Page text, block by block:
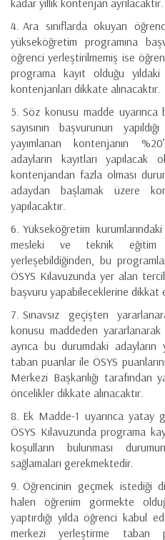
Ara sınıflarda okuyan
yükseköğretim programına
öğrenci yerleştirilmemiş ise
programa kayıt olduğu
kontenjanları dikkate alınacaktır.
Söz konusu madde
sayısının başvurunun
yayımlanan kontenjanın
adayların kayıtları yapılacak
kontenjandan fazla olması
adaydan başlamak üzere
yapılacaktır.
Yükseköğretim
mesleki ve teknik eğitim
yerleşebildiğinden, bu
ÖSYS Kılavuzunda yer alan
başvuru yapabileceklerine dikkat
Sınavsız geçişten
konusu maddeden
ayrıca bu durumdaki
taban puanlar ile ÖSYS
Merkezi Başkanlığı tarafından
öncelikler dikkate alınacaktır.
Ek Madde-1 uyarınca yatay
ÖSYS Kılavuzunda programa
koşulların bulunması
sağlamaları gerekmektedir.
Öğrencinin geçmek istediği
halen öğrenim görmekte
yaptırdığı yılda öğrenci kabul
merkezi yerleştirme taban